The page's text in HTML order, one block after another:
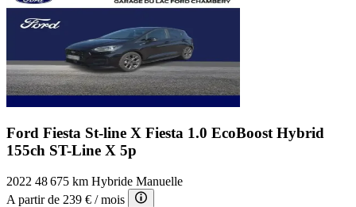
Ford Fiesta St-line X Fiesta 1.0 EcoBoost Hybrid
155ch ST-Line X 5p
2022 48 675 km Hybride Manuelle
A partir de 239 € / mois